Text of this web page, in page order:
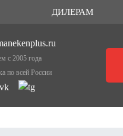
ДИЛЕРАМ
с 2005 года
по всей России